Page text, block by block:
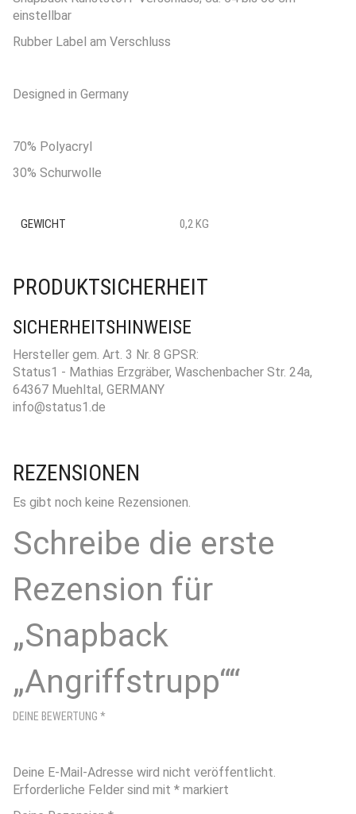
einstellbar
Rubber Label am Verschluss
Designed in Germany
70% Polyacryl
30% Schurwolle
GEWICHT 0,2 KG
PRODUKTSICHERHEIT
SICHERHEITSHINWEISE
Hersteller gem. Art. 3 Nr. 8 GPSR:
Status1 - Mathias Erzgräber, Waschenbacher Str. 24a,
64367 Muehltal, GERMANY
info@status1.de
REZENSIONEN
Es gibt noch keine Rezensionen.
Schreibe die erste
Rezension für
„Snapback
„Angriffstrupp““
Deine E-Mail-Adresse wird nicht veröffentlicht.
Erforderliche Felder sind mit * markiert
DEINE BEWERTUNG *